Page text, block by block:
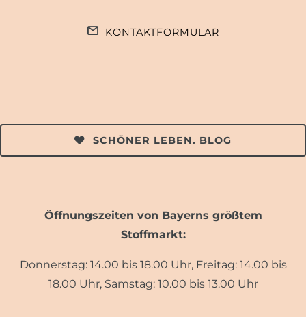
KONTAKTFORMULAR
SCHÖNER LEBEN. BLOG
Öffnungszeiten von Bayerns größtem
Stoffmarkt:
Donnerstag: 14.00 bis 18.00 Uhr, Freitag: 14.00 bis
18.00 Uhr, Samstag: 10.00 bis 13.00 Uhr